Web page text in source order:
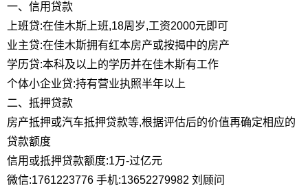
一、信用贷款
上班贷:在佳木斯上班,18周岁,工资2000元即可
业主贷:在佳木斯拥有红本房产或按揭中的房产
学历贷:本科及以上的学历并在佳木斯有工作
个体小企业贷:持有营业执照半年以上
二、抵押贷款
房产抵押或汽车抵押贷款等,根据评估后的价值再确定相应的
贷款额度
信用或抵押贷款额度:1万-过亿元
微信:1761223776 手机:13652279982 刘顾问